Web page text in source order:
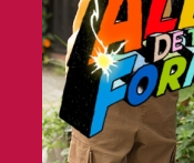
COMPARTIR